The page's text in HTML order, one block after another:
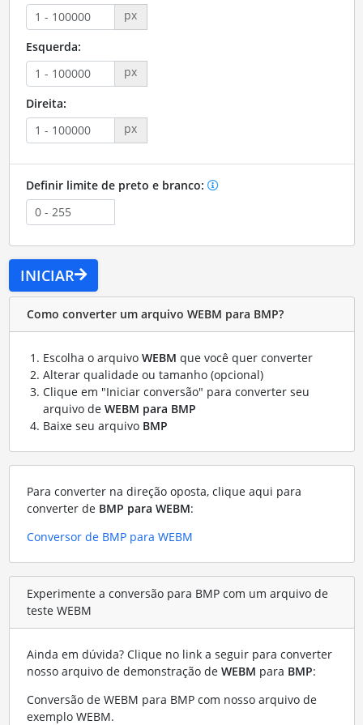
px
Esquerda:
px
Direita:
px
Definir limite de preto e branco:
INICIAR
Como converter um arquivo WEBM para BMP?
Escolha o arquivo WEBM que você quer converter
Alterar qualidade ou tamanho (opcional)
Clique em "Iniciar conversão" para converter seu
arquivo de WEBM para BMP
Baixe seu arquivo BMP
Para converter na direção oposta, clique aqui para
converter de BMP para WEBM:
Conversor de BMP para WEBM
Experimente a conversão para BMP com um arquivo de
teste WEBM
Ainda em dúvida? Clique no link a seguir para converter
nosso arquivo de demonstração de WEBM para BMP:
Conversão de WEBM para BMP com nosso arquivo de
exemplo WEBM.